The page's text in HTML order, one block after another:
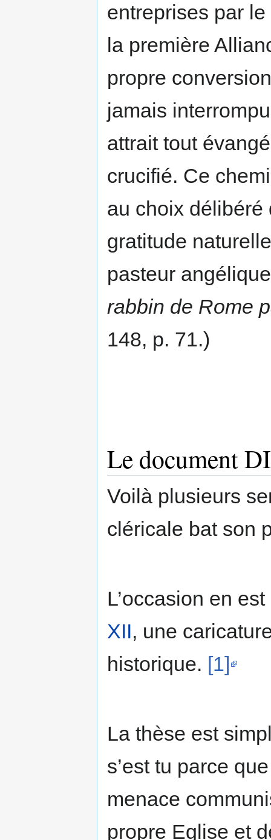
entreprises par
la première
propre
jamais
attrait tout
crucifié. Ce
au choix délibéré
gratitude
pasteur
rabbin de Rome
148, p. 71.)
Le document
Voilà plusieurs
cléricale bat son
L’occasion en
XII, une
historique. [1]
La thèse est
s’est tu parce
menace
propre Eglise et